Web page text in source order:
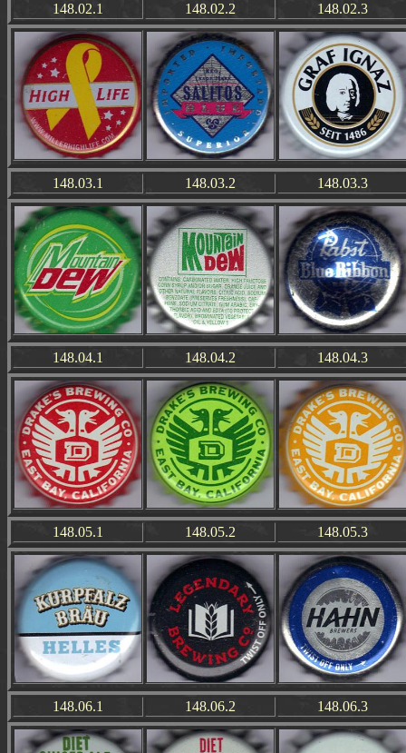
148.02.1 148.02.2 148.02.3
148.03.1 148.03.2 148.03.3
148.04.1 148.04.2 148.04.3
148.05.1 148.05.2 148.05.3
148.06.1 148.06.2 148.06.3